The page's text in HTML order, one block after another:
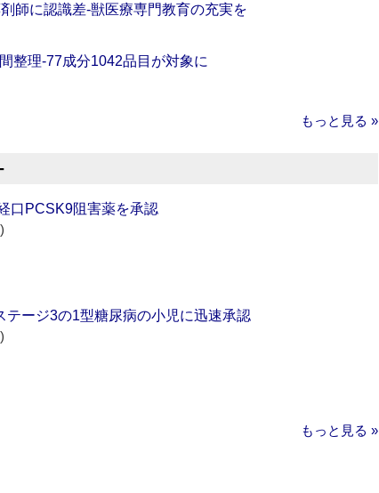
師に認識差‐獣医療専門教育の充実を
整理‐77成分1042品目が対象に
もっと見る »
口PCSK9阻害薬を承認
テージ3の1型糖尿病の小児に迅速承認
もっと見る »